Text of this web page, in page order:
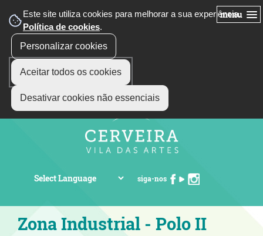
Este site utiliza cookies para melhorar a sua experiência.
Política de cookies.
Personalizar cookies
Aceitar todos os cookies
Desativar cookies não essenciais
menu
siga-nos
Zona Industrial - Polo II